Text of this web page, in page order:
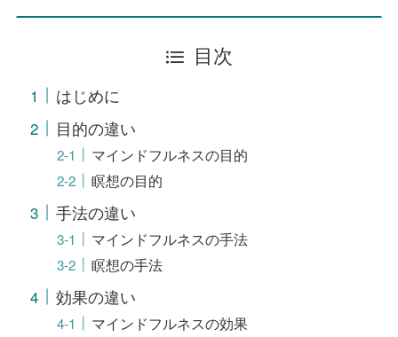
目次
はじめに
目的の違い
マインドフルネスの目的
瞑想の目的
手法の違い
マインドフルネスの手法
瞑想の手法
効果の違い
マインドフルネスの効果